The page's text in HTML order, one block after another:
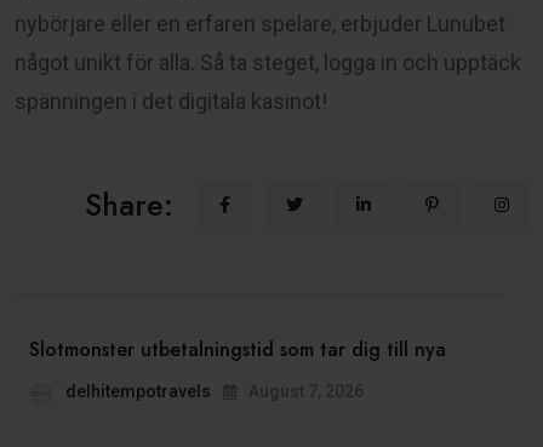
nybörjare eller en erfaren spelare, erbjuder Lunubet
något unikt för alla. Så ta steget, logga in och upptäck
spänningen i det digitala kasinot!
Share:
Slotmonster utbetalningstid som tar dig till nya
delhitempotravels